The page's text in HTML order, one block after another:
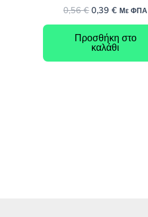
0,56€Original
was:
0,56 €.
0,39€Η
είναι:
0,39 €.
Με ΦΠΑ
Προσθήκη στο
καλάθι